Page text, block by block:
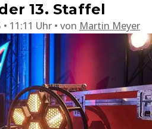
13. Staffel
• 11:11 Uhr von Martin Meyer